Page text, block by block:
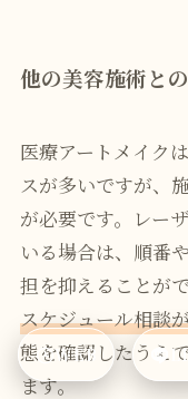
他の美容施術と
医療アートメイク
スが多いですが、
が必要です。レー
いる場合は、順番
担を抑えることがで
スケジュール相談
態を確認したうえ
ます。
WEB